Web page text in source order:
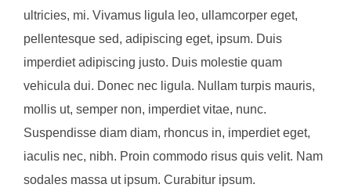
ultricies, mi. Vivamus ligula leo, ullamcorper eget,
pellentesque sed, adipiscing eget, ipsum. Duis
imperdiet adipiscing justo. Duis molestie quam
vehicula dui. Donec nec ligula. Nullam turpis mauris,
mollis ut, semper non, imperdiet vitae, nunc.
Suspendisse diam diam, rhoncus in, imperdiet eget,
iaculis nec, nibh. Proin commodo risus quis velit. Nam
sodales massa ut ipsum. Curabitur ipsum.